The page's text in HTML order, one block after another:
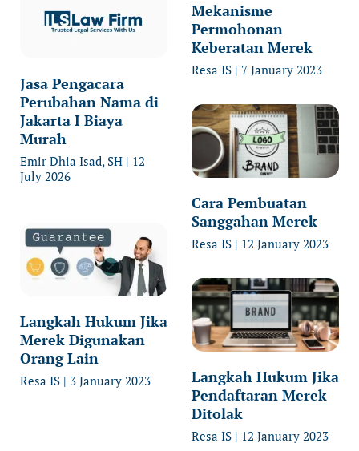
Jasa Pengacara
Perubahan Nama di
Jakarta I Biaya
Murah
Emir Dhia Isad, SH
12
July 2026
Langkah Hukum Jika
Merek Digunakan
Orang Lain
Resa IS 3 January 2023
Mekanisme
Permohonan
Keberatan Merek
Resa IS 7 January 2023
Cara Pembuatan
Sanggahan Merek
Resa IS 12 January 2023
Langkah Hukum Jika
Pendaftaran Merek
Ditolak
Resa IS 12 January 2023